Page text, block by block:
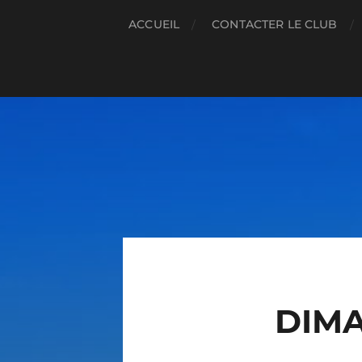
ACCUEIL CONTACTER LE CLUB